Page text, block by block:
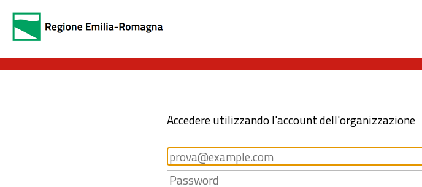
Accedere utilizzando l'account dell'organizzazione